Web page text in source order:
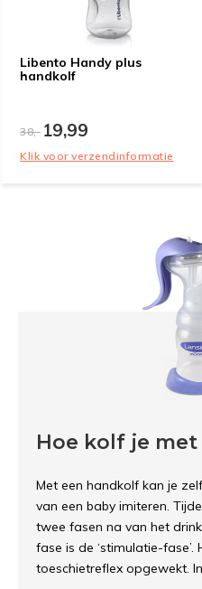
Libento Handy plus
handkolf
38,-19,99
Klik voor verzendinformatie
Hoe kolf je
Met een handkolf kan je
van een baby imiteren.
twee fasen na van het
fase is de ‘stimulatie-fase’.
toeschietreflex opgewekt.